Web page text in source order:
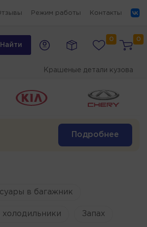
Режим работы Контакты
Найти
0 0
Крашеные детали кузова
Подробнее
в багажник
холодильники Запах